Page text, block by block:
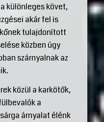
különleges követ,
akár fel is
tulajdonított
közben úgy
szárnyalnak az
közül a karkötők,
a
árnyalat élénk